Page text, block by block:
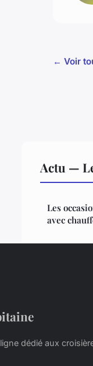
← Voir
Actu —
Les
avec
dédié aux